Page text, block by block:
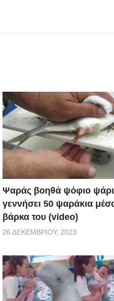
Ψαράς βοηθά ψόφιο
γεννήσει 50 ψαράκια
βάρκα του (video)
26 ΔΕΚΕΜΒΡΊΟΥ, 2023